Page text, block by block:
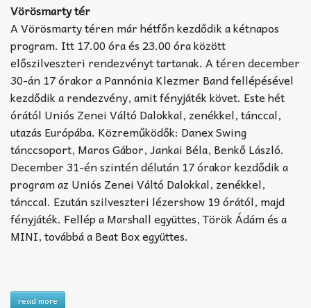
Vörösmarty tér
A Vörösmarty téren már hétfőn kezdődik a kétnapos
program. Itt 17.00 óra és 23.00 óra között
előszilveszteri rendezvényt tartanak. A téren december
30-án 17 órakor a Pannónia Klezmer Band fellépésével
kezdődik a rendezvény, amit fényjáték követ. Este hét
órától Uniós Zenei Váltó Dalokkal, zenékkel, tánccal,
utazás Európába. Közreműködők: Danex Swing
tánccsoport, Maros Gábor, Jankai Béla, Benkő László.
December 31-én szintén délután 17 órakor kezdődik a
program az Uniós Zenei Váltó Dalokkal, zenékkel,
tánccal. Ezután szilveszteri lézershow 19 órától, majd
fényjáték. Fellép a Marshall együttes, Török Ádám és a
MINI, továbbá a Beat Box együttes.
read more